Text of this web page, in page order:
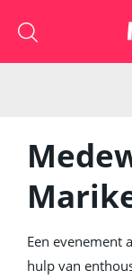
Een evenement
hulp van